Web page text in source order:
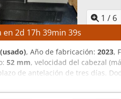
1 / 6
en 2d 17h 39min 38s
, Año de fabricación: 2023,
52 mm, velocidad del cabezal
de antelación de tres días.
torneado: aprox. 300 mm
12 posiciones DETALLES